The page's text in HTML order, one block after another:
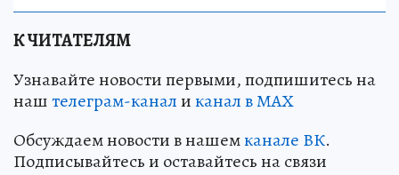
К ЧИТАТЕЛЯМ
Узнавайте новости первыми, подпишитесь на
наштелеграм-каналиканал в МАХ
Обсуждаем новости в нашемканале ВК.
Подписывайтесь и оставайтесь на связи